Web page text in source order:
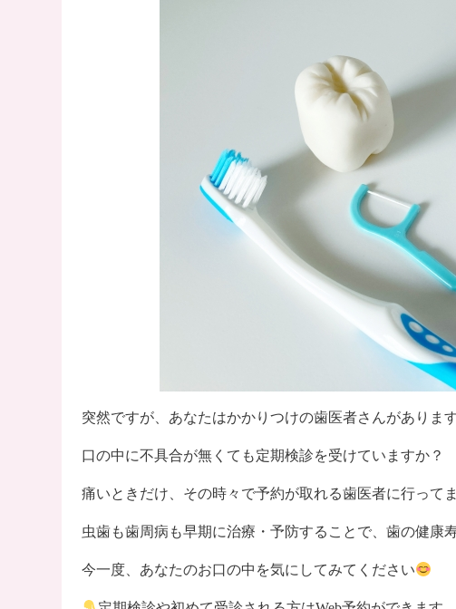
突然ですが、あなたはかかりつけの歯医者さんがありま
口の中に不具合が無くても定期検診を受けていますか？
痛いときだけ、その時々で予約が取れる歯医者に行って
虫歯も歯周病も早期に治療・予防することで、歯の健康
今一度、あなたのお口の中を気にしてみてください